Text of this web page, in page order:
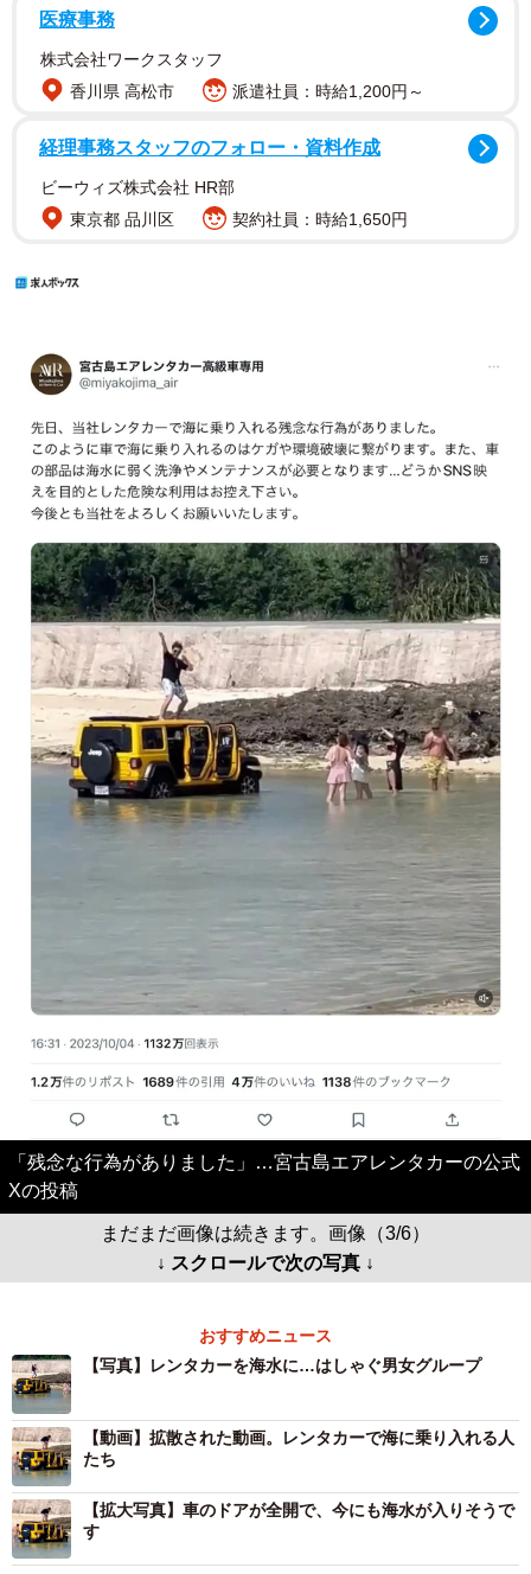
医療事務
株式会社ワークスタッフ
香川県 高松市
派遣社員：時給1,200円～
経理事務スタッフのフォロー・資料作成
ビーウィズ株式会社 HR部
東京都 品川区
契約社員：時給1,650円
「残念な行為がありました」…宮古島エアレンタカーの公式
Xの投稿
まだまだ画像は続きます。画像（3/6）
↓ スクロールで次の写真 ↓
おすすめニュース
【写真】レンタカーを海水に…はしゃぐ男女グループ
【動画】拡散された動画。レンタカーで海に乗り入れる人
たち
【拡大写真】車のドアが全開で、今にも海水が入りそうで
す